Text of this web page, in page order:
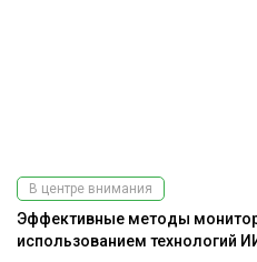
В центре внимания
Эффективные методы
использованием технологий